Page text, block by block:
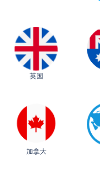
英国
加拿大